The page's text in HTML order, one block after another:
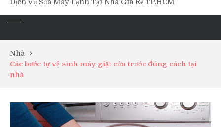
Dịch Vụ Sửa Máy Lạnh Tại Nhà Giá Rẽ TP.HCM
Nhà
Các bước tự vệ sinh máy giặt cửa trước đúng cách tại
nhà